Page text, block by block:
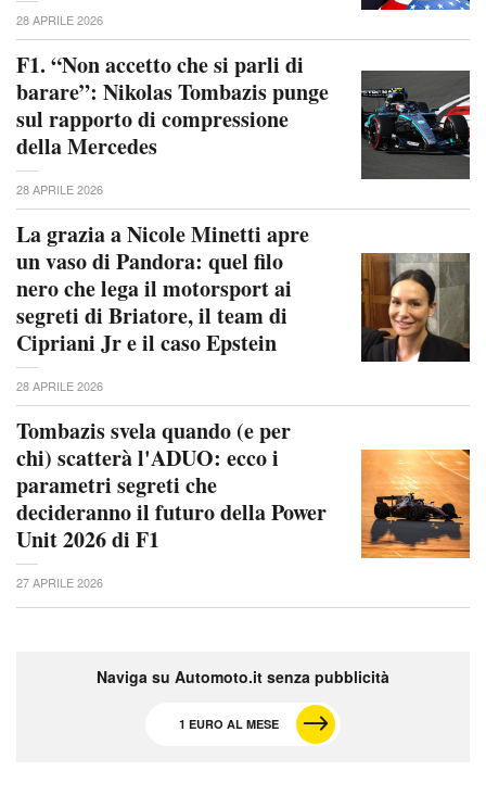
28 APRILE 2026
F1. “Non accetto che si parli di
barare”: Nikolas Tombazis punge
sul rapporto di compressione
della Mercedes
28 APRILE 2026
La grazia a Nicole Minetti apre
un vaso di Pandora: quel filo
nero che lega il motorsport ai
segreti di Briatore, il team di
Cipriani Jr e il caso Epstein
28 APRILE 2026
Tombazis svela quando (e per
chi) scatterà l'ADUO: ecco i
parametri segreti che
decideranno il futuro della Power
Unit 2026 di F1
27 APRILE 2026
Naviga su Automoto.it senza pubblicità
1 EURO AL MESE